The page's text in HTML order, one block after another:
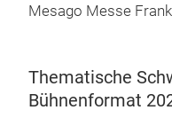
Mesago Messe
Thematische
Bühnenformat